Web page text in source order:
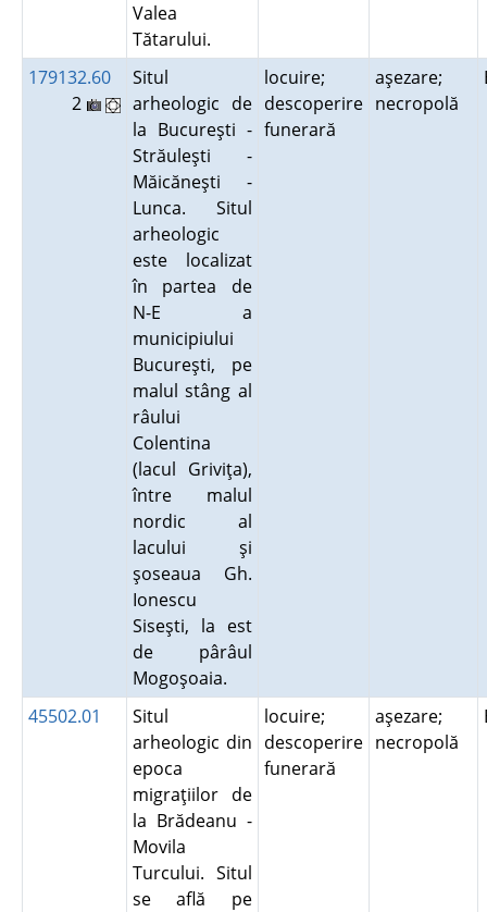
Valea
Tătarului.
179132.60
2
Situl
arheologic de
la Bucureşti -
Străuleşti -
Măicăneşti -
Lunca. Situl
arheologic
este localizat
în partea de
N-E a
municipiului
Bucureşti, pe
malul stâng al
râului
Colentina
(lacul Griviţa),
între malul
nordic al
lacului şi
şoseaua Gh.
Ionescu
Siseşti, la est
de pârâul
Mogoşoaia.
locuire;
descoperire
funerară
aşezare;
necropolă
45502.01
Situl
arheologic din
epoca
migraţiilor de
la Brădeanu -
Movila
Turcului. Situl
se află pe
locuire;
descoperire
funerară
aşezare;
necropolă